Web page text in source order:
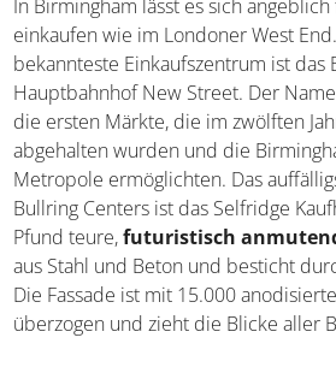
einkaufen wie im Londoner West
bekannteste Einkaufszentrum ist das
Hauptbahnhof New Street. Der Name
die ersten Märkte, die im zwölften
abgehalten wurden und die
Metropole ermöglichten. Das
Bullring Centers ist das Selfridge
Millionen Pfund teure,futuristisch
Gebäudebesteht aus Stahl und
durch seine Kurvenform. Die
anodisierten Aluminiumscheiben
die Blicke aller Besucher auf sich.